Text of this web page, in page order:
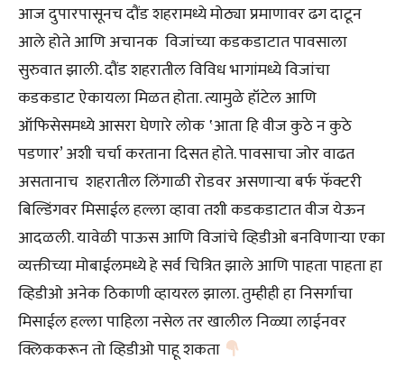
आज दुपारपासूनच दौंड शहरामध्ये मोठ्या प्रमाणावर ढग दाटून
आले होते आणि अचानक विजांच्या कडकडाटात पावसाला
सुरुवात झाली. दौंड शहरातील विविध भागांमध्ये विजांचा
कडकडाट ऐकायला मिळत होता. त्यामुळे हॉटेल आणि
ऑफिसेसमध्ये आसरा घेणारे लोक ‛आता हि वीज कुठे न कुठे
पडणार’ अशी चर्चा करताना दिसत होते. पावसाचा जोर वाढत
असतानाच शहरातील लिंगाळी रोडवर असणाऱ्या बर्फ फॅक्टरी
बिल्डिंगवर मिसाईल हल्ला व्हावा तशी कडकडाटात वीज येऊन
आदळली. यावेळी पाऊस आणि विजांचे व्हिडीओ बनविणाऱ्या एका
व्यक्तीच्या मोबाईलमध्ये हे सर्व चित्रित झाले आणि पाहता पाहता हा
व्हिडीओ अनेक ठिकाणी व्हायरल झाला. तुम्हीही हा निसर्गाचा
मिसाईल हल्ला पाहिला नसेल तर खालील निळ्या लाईनवर
क्लिककरून तो व्हिडीओ पाहू शकता